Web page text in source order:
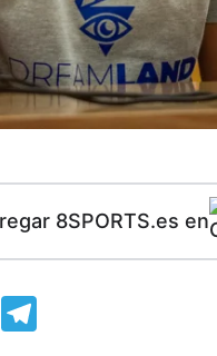
8SPORTS.es en
LinkedIn